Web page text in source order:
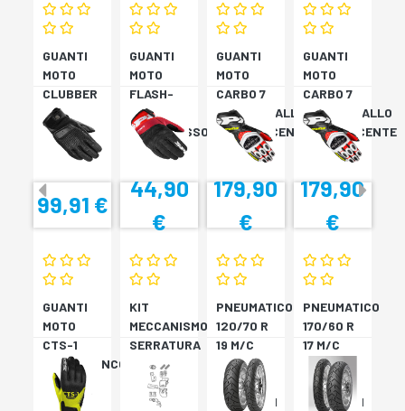
GUANTI
MOTO
CLUBBER
GLOVE
NERO
99,91 €
GUANTI
MOTO
FLASH-
KP
NERO/ROSSO
44,90
€
GUANTI
MOTO
CARBO 7
ROSSO/GIALLO
FLUORESCENTE
179,90
€
GUANTI
MOTO
CARBO 7
ROSSO/GIALLO
FLUORESCENTE
179,90
€
GUANTI
MOTO
CTS-1
NERO/BIANCO
KIT
MECCANISMO
SERRATURA
SH33
SH34
PNEUMATICO
120/70 R
19 M/C
60V TL
???
SCORPION
PNEUMATICO
170/60 R
17 M/C
72V
TL????
SCORPION